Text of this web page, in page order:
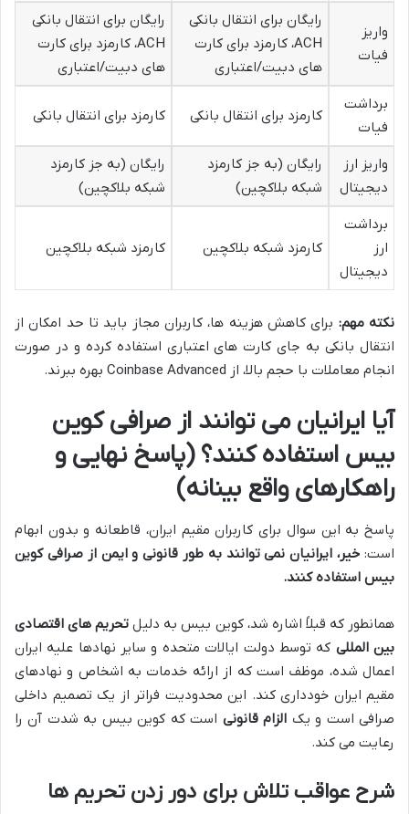
واریز
فیات
رایگان برای انتقال بانکی
ACH، کارمزد برای کارت
های دبیت/اعتباری
رایگان برای انتقال بانکی
ACH، کارمزد برای کارت
های دبیت/اعتباری
برداشت
فیات
کارمزد برای انتقال بانکی کارمزد برای انتقال بانکی
واریز ارز
دیجیتال
رایگان (به جز کارمزد
شبکه بلاکچین)
رایگان (به جز کارمزد
شبکه بلاکچین)
برداشت
ارز
دیجیتال
کارمزد شبکه بلاکچین کارمزد شبکه بلاکچین
نکته مهم: برای کاهش هزینه ها، کاربران مجاز باید تا حد امکان از
انتقال بانکی به جای کارت های اعتباری استفاده کرده و در صورت
انجام معاملات با حجم بالا، از Coinbase Advanced بهره ببرند.
آیا ایرانیان می توانند از صرافی کوین
بیس استفاده کنند؟ (پاسخ نهایی و
راهکارهای واقع بینانه)
پاسخ به این سوال برای کاربران مقیم ایران، قاطعانه و بدون ابهام
است: خیر، ایرانیان نمی توانند به طور قانونی و ایمن از صرافی کوین
بیس استفاده کنند.
همانطور که قبلاً اشاره شد، کوین بیس به دلیل تحریم های اقتصادی
بین المللی که توسط دولت ایالات متحده و سایر نهادها علیه ایران
اعمال شده، موظف است که از ارائه خدمات به اشخاص و نهادهای
مقیم ایران خودداری کند. این محدودیت فراتر از یک تصمیم داخلی
صرافی است و یک الزام قانونی است که کوین بیس به شدت آن را
رعایت می کند.
شرح عواقب تلاش برای دور زدن تحریم ها